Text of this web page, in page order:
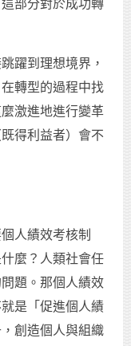
部分對於成功轉
躍到理想境界，
轉型的過程中找
激進地進行變革
得利益者）會不
人績效考核制
麼？人類社會任
題。那個人績效
是「促進個人績
創造個人與組織